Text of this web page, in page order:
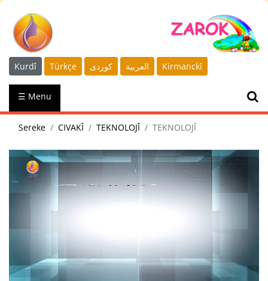
Kurdî Türkçe كوردى العربية Kirmanckî
☰ Menu
Sereke CIVAKÎ TEKNOLOJÎ TEKNOLOJÎ